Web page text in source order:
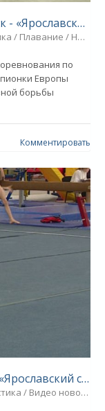
Домашний успех гимнасток - «Ярославский спорт»
/ Борьба / Видео новости / Спорт
по
Европы
борьбы
Комментировать
Россыпь медалей хозяев - «Ярославский спорт»
новости / Спорт